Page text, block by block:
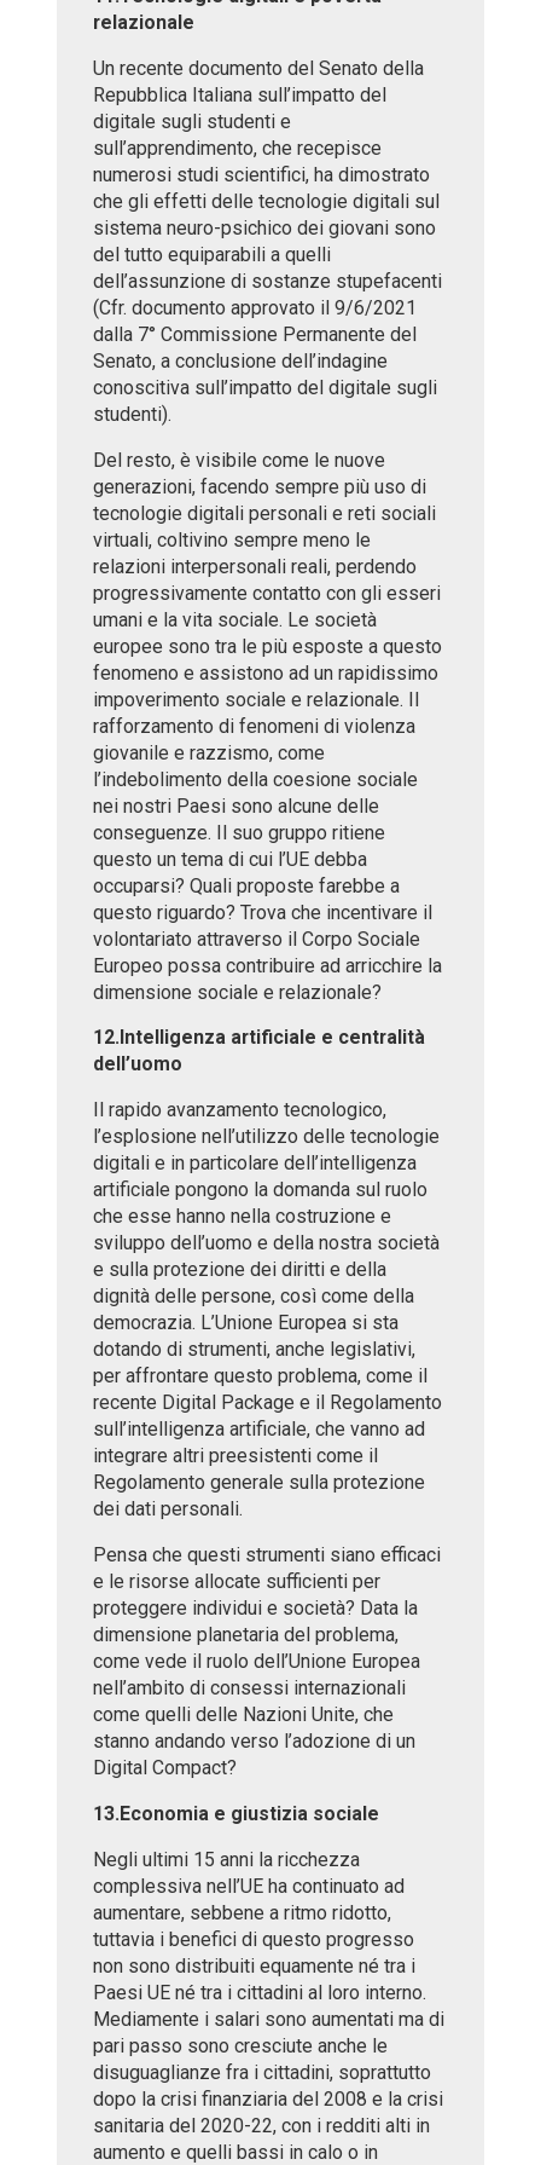
relazionale
Un recente documento del Senato della
Repubblica Italiana sull’impatto del
digitale sugli studenti e
sull’apprendimento, che recepisce
numerosi studi scientifici, ha dimostrato
che gli effetti delle tecnologie digitali sul
sistema neuro-psichico dei giovani sono
del tutto equiparabili a quelli
dell’assunzione di sostanze stupefacenti
(Cfr. documento approvato il 9/6/2021
dalla 7° Commissione Permanente del
Senato, a conclusione dell’indagine
conoscitiva sull’impatto del digitale sugli
studenti).
Del resto, è visibile come le nuove
generazioni, facendo sempre più uso di
tecnologie digitali personali e reti sociali
virtuali, coltivino sempre meno le
relazioni interpersonali reali, perdendo
progressivamente contatto con gli esseri
umani e la vita sociale. Le società
europee sono tra le più esposte a questo
fenomeno e assistono ad un rapidissimo
impoverimento sociale e relazionale. Il
rafforzamento di fenomeni di violenza
giovanile e razzismo, come
l’indebolimento della coesione sociale
nei nostri Paesi sono alcune delle
conseguenze. Il suo gruppo ritiene
questo un tema di cui l’UE debba
occuparsi? Quali proposte farebbe a
questo riguardo? Trova che incentivare il
volontariato attraverso il Corpo Sociale
Europeo possa contribuire ad arricchire la
dimensione sociale e relazionale?
12.Intelligenza artificiale e centralità
dell’uomo
Il rapido avanzamento tecnologico,
l’esplosione nell’utilizzo delle tecnologie
digitali e in particolare dell’intelligenza
artificiale pongono la domanda sul ruolo
che esse hanno nella costruzione e
sviluppo dell’uomo e della nostra società
e sulla protezione dei diritti e della
dignità delle persone, così come della
democrazia. L’Unione Europea si sta
dotando di strumenti, anche legislativi,
per affrontare questo problema, come il
recente Digital Package e il Regolamento
sull’intelligenza artificiale, che vanno ad
integrare altri preesistenti come il
Regolamento generale sulla protezione
dei dati personali.
Pensa che questi strumenti siano efficaci
e le risorse allocate sufficienti per
proteggere individui e società? Data la
dimensione planetaria del problema,
come vede il ruolo dell’Unione Europea
nell’ambito di consessi internazionali
come quelli delle Nazioni Unite, che
stanno andando verso l’adozione di un
Digital Compact?
13.Economia e giustizia sociale
Negli ultimi 15 anni la ricchezza
complessiva nell’UE ha continuato ad
aumentare, sebbene a ritmo ridotto,
tuttavia i benefici di questo progresso
non sono distribuiti equamente né tra i
Paesi UE né tra i cittadini al loro interno.
Mediamente i salari sono aumentati ma di
pari passo sono cresciute anche le
disuguaglianze fra i cittadini, soprattutto
dopo la crisi finanziaria del 2008 e la crisi
sanitaria del 2020-22, con i redditi alti in
aumento e quelli bassi in calo o in